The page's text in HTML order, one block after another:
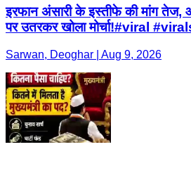
इरफान अंसारी के इस्तीफे की मांग
पर उतरकर खोला मोर्चा!#viral
Sarwan, Deoghar | Aug 9, 2026